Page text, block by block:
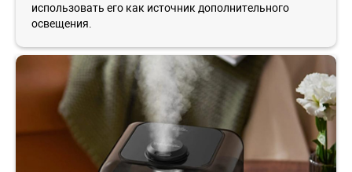
использовать его как источник дополнительного
освещения.